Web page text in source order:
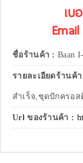
เบ
ชื่อร้านค้า : Baan
รายละเอียดร้านค้
สำเร็จ,ชุดปักครอ
Url ของร้านค้า :